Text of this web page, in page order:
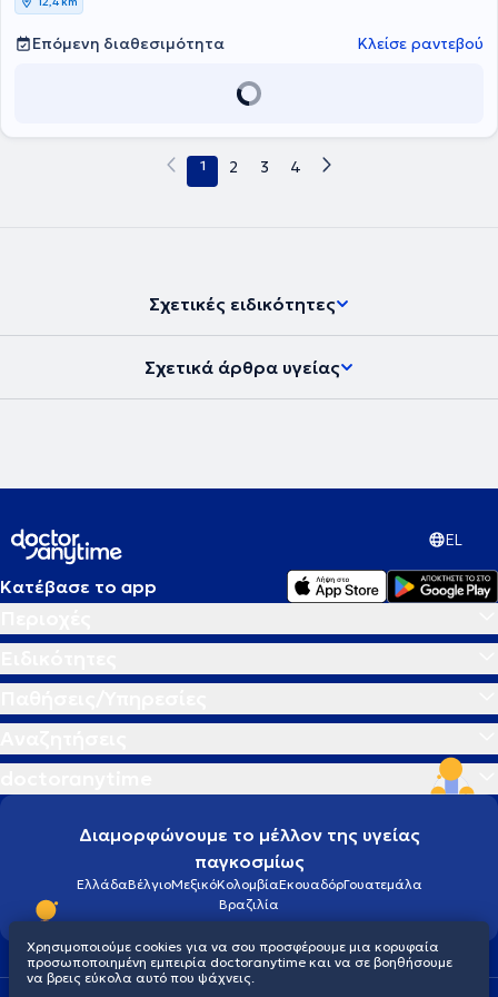
Επόμενη διαθεσιμότητα Κλείσε ραντεβού
1 2 3 4
Σχετικές ειδικότητες
Σχετικά άρθρα υγείας
EL
Κατέβασε το app
Διαμορφώνουμε το μέλλον της υγείας
παγκοσμίως
ΕλλάδαΒέλγιοΜεξικόΚολομβίαΕκουαδόρΓουατεμάλα
Βραζιλία
Χρησιμοποιούμε cookies για να σου προσφέρουμε μια κορυφαία
προσωποποιημένη εμπειρία doctoranytime και να σε βοηθήσουμε
να βρεις εύκολα αυτό που ψάχνεις.